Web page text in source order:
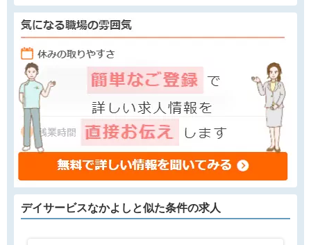
デイサービスなかよしと似た条件の求人